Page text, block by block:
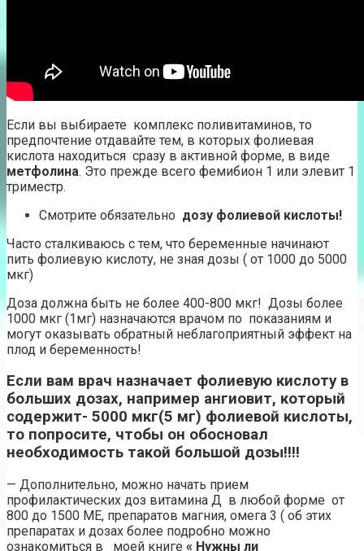
Если вы выбираете комплекс поливитаминов, то
предпочтение отдавайте тем, в которых фолиевая
кислота находиться сразу в активной форме, в виде
метфолина. Это прежде всего фемибион 1 или элевит 1
триместр.
Смотрите обязательно дозу фолиевой кислоты!
Часто сталкиваюсь с тем, что беременные начинают
пить фолиевую кислоту, не зная дозы ( от 1000 до 5000
мкг)
Доза должна быть не более 400-800 мкг! Дозы более
1000 мкг (1мг) назначаются врачом по показаниям и
могут оказывать обратный неблагоприятный эффект на
плод и беременность!
Если вам врач назначает фолиевую кислоту в
больших дозах, например ангиовит, который
содержит- 5000 мкг(5 мг) фолиевой кислоты,
то попросите, чтобы он обосновал
необходимость такой большой дозы!!!!
— Дополнительно, можно начать прием
профилактических доз витамина Д в любой форме от
800 до 1500 МЕ, препаратов магния, омега 3 ( об этих
препаратах и дозах более подробно можно
ознакомиться в моей книге « Нужны ли